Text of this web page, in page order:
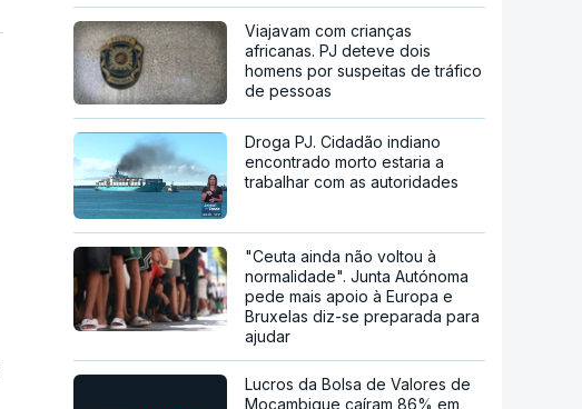
Viajavam com crianças
africanas. PJ deteve dois
homens por suspeitas de tráfico
de pessoas
Droga PJ. Cidadão indiano
encontrado morto estaria a
trabalhar com as autoridades
"Ceuta ainda não voltou à
normalidade". Junta Autónoma
pede mais apoio à Europa e
Bruxelas diz-se preparada para
ajudar
Lucros da Bolsa de Valores de
Moçambique caíram 86% em